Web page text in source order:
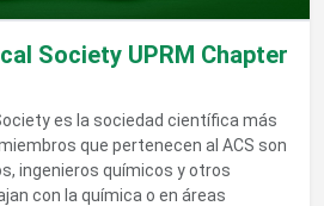
Society UPRM Chapter
es la sociedad científica más
que pertenecen al ACS son
ingenieros químicos y otros
con la química o en áreas